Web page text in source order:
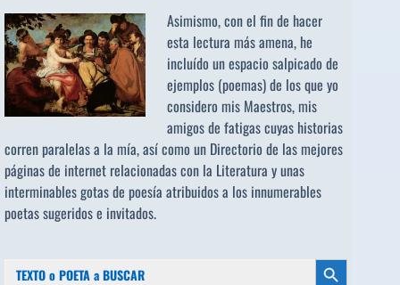
Asimismo, con el fin de hacer
esta lectura más amena, he
incluído un espacio salpicado de
ejemplos (poemas) de los que yo
considero mis Maestros, mis
amigos de fatigas cuyas historias
corren paralelas a la mía, así como un Directorio de las mejores
páginas de internet relacionadas con la Literatura y unas
interminables gotas de poesía atribuidos a los innumerables
poetas sugeridose invitados.
Botón de búsqueda